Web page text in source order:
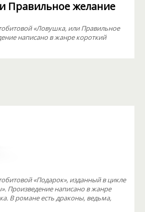
Правильное желание
«Ловушка, или Правильное
написано в жанре короткий
«Подарок», изданный в цикле
Произведение написано в жанре
В романе есть драконы, ведьма,